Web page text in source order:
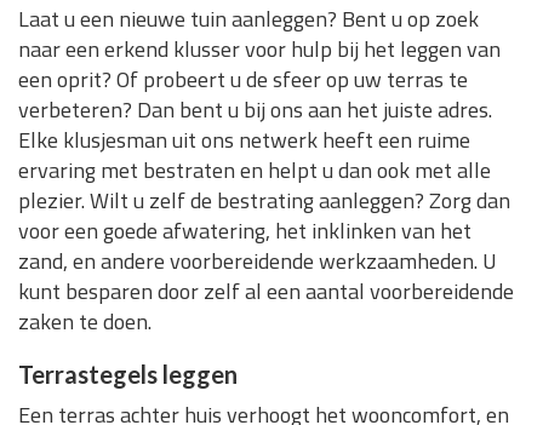
Laat u een nieuwe tuin aanleggen? Bent u op zoek
naar een erkend klusser voor hulp bij het leggen van
een oprit? Of probeert u de sfeer op uw terras te
verbeteren? Dan bent u bij ons aan het juiste adres.
Elke klusjesman uit ons netwerk heeft een ruime
ervaring met bestraten en helpt u dan ook met alle
plezier. Wilt u zelf de bestrating aanleggen? Zorg dan
voor een goede afwatering, het inklinken van het
zand, en andere voorbereidende werkzaamheden. U
kunt besparen door zelf al een aantal voorbereidende
zaken te doen.
Terrastegels leggen
Een terras achter huis verhoogt het wooncomfort, en